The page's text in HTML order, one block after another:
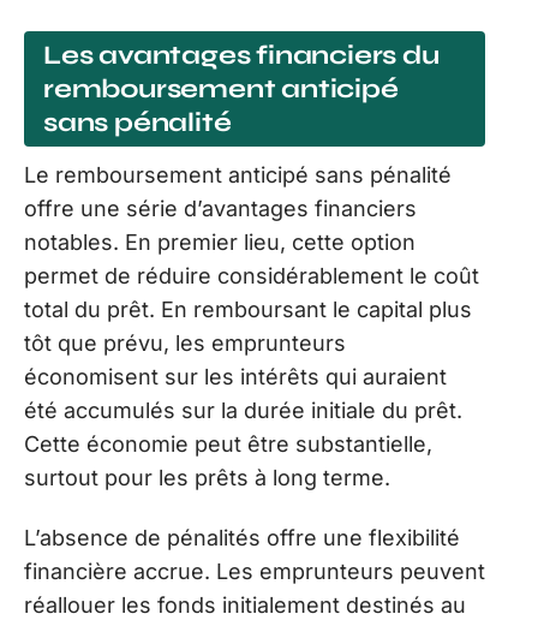
Les avantages financiers du
remboursement anticipé
sans pénalité
Le remboursement anticipé sans pénalité
offre une série d’avantages financiers
notables. En premier lieu, cette option
permet de réduire considérablement le coût
total du prêt. En remboursant le capital plus
tôt que prévu, les emprunteurs
économisent sur les intérêts qui auraient
été accumulés sur la durée initiale du prêt.
Cette économie peut être substantielle,
surtout pour les prêts à long terme.
L’absence de pénalités offre une flexibilité
financière accrue. Les emprunteurs peuvent
réallouer les fonds initialement destinés au